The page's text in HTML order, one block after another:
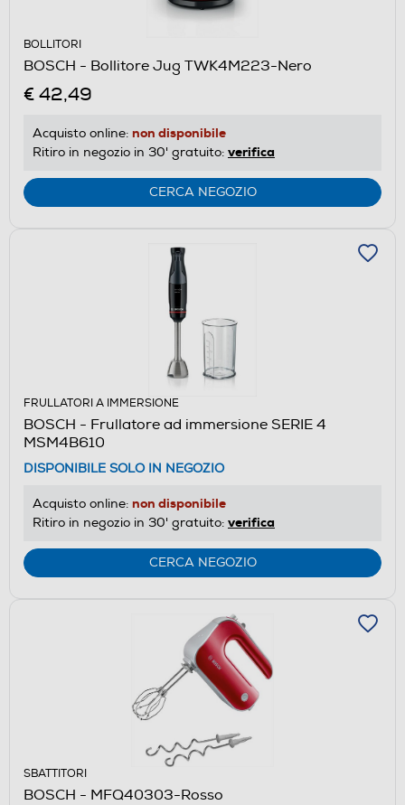
BOLLITORI
BOSCH - Bollitore Jug TWK4M223-Nero
€ 42,49
Acquisto online: non disponibile
Ritiro in negozio in 30' gratuito: verifica
CERCA NEGOZIO
FRULLATORI A IMMERSIONE
BOSCH - Frullatore ad immersione SERIE 4
MSM4B610
DISPONIBILE SOLO IN NEGOZIO
Acquisto online: non disponibile
Ritiro in negozio in 30' gratuito: verifica
CERCA NEGOZIO
SBATTITORI
BOSCH - MFQ40303-Rosso